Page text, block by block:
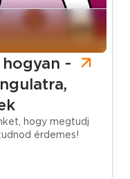
-
hogy megtudj
érdemes!